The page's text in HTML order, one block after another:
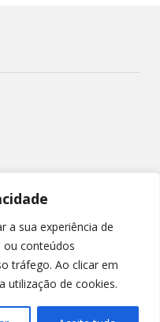
a sua experiência de
ou conteúdos
tráfego. Ao clicar em
utilização de cookies.